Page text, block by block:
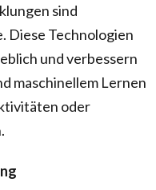
sind
Diese Technologien
und verbessern
maschinellem Lernen
oder